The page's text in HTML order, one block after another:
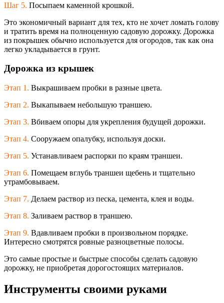
Шаг 5. Посыпаем каменной крошкой.
Это экономичный вариант для тех, кто не хочет ломать голову
и тратить время на полноценную садовую дорожку. Дорожка
из покрышек обычно используется для огородов, так как она
легко укладывается в грунт.
Дорожка из крышек
Этап 1. Выкрашиваем пробки в разные цвета.
Этап 2. Выкапываем небольшую траншею.
Этап 3. Вбиваем опоры для укрепления будущей дорожки.
Этап 4. Сооружаем опалубку, используя доски.
Этап 5. Устанавливаем распорки по краям траншеи.
Этап 6. Помещаем вглубь траншеи щебень и тщательно
утрамбовываем.
Этап 7. Делаем раствор из песка, цемента, клея и воды.
Этап 8. Заливаем раствор в траншею.
Этап 9. Вдавливаем пробки в произвольном порядке.
Интересно смотрятся ровные разноцветные полосы.
Это самые простые и быстрые способы сделать садовую
дорожку, не приобретая дорогостоящих материалов.
Инструменты своими руками